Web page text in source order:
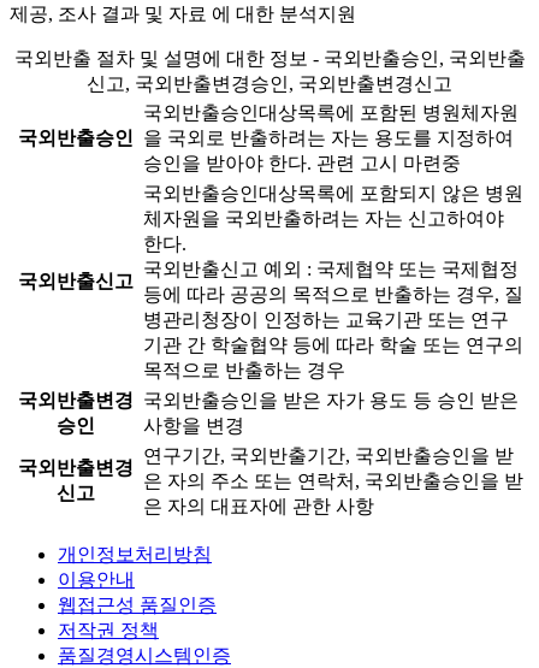
제공, 조사 결과 및 자료 에 대한 분석지원
국외반출 절차 및 설명에 대한 정보 - 국외반출승인, 국외반출
신고, 국외반출변경승인, 국외반출변경신고
국외반출승인
국외반출승인대상목록에 포함된 병원체자원
을 국외로 반출하려는 자는 용도를 지정하여
승인을 받아야 한다. 관련 고시 마련중
국외반출신고
국외반출승인대상목록에 포함되지 않은 병원
체자원을 국외반출하려는 자는 신고하여야
한다.
국외반출신고 예외 : 국제협약 또는 국제협정
등에 따라 공공의 목적으로 반출하는 경우, 질
병관리청장이 인정하는 교육기관 또는 연구
기관 간 학술협약 등에 따라 학술 또는 연구의
목적으로 반출하는 경우
국외반출변경
승인
국외반출승인을 받은 자가 용도 등 승인 받은
사항을 변경
국외반출변경
신고
연구기간, 국외반출기간, 국외반출승인을 받
은 자의 주소 또는 연락처, 국외반출승인을 받
은 자의 대표자에 관한 사항
개인정보처리방침
이용안내
웹접근성 품질인증
저작권 정책
품질경영시스템인증